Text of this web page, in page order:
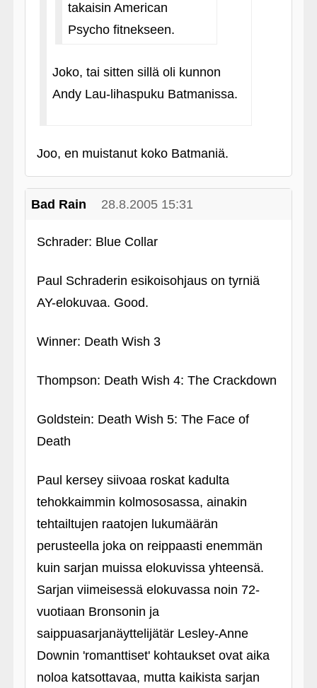
takaisin American
Psycho fitnekseen.
Joko, tai sitten sillä oli kunnon
Andy Lau-lihaspuku Batmanissa.
Joo, en muistanut koko Batmaniä.
Bad Rain 28.8.2005 15:31
Schrader: Blue Collar
Paul Schraderin esikoisohjaus on tyrniä
AY-elokuvaa. Good.
Winner: Death Wish 3
Thompson: Death Wish 4: The Crackdown
Goldstein: Death Wish 5: The Face of
Death
Paul kersey siivoaa roskat kadulta
tehokkaimmin kolmososassa, ainakin
tehtailtujen raatojen lukumäärän
perusteella joka on reippaasti enemmän
kuin sarjan muissa elokuvissa yhteensä.
Sarjan viimeisessä elokuvassa noin 72-
vuotiaan Bronsonin ja
saippuasarjanäyttelijätär Lesley-Anne
Downin 'romanttiset' kohtaukset ovat aika
noloa katsottavaa, mutta kaikista sarjan